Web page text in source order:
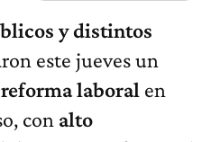
y distintos
este jueves un
laboral en
con alto